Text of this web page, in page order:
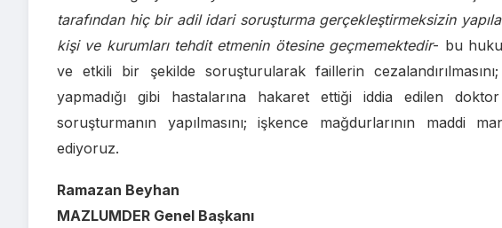
tarafından hiç bir adil idari soruşturma gerçekleştirmeksizin
kişi ve kurumları tehdit etmenin ötesine geçmemektedir- bu
ve etkili bir şekilde soruşturularak faillerin
yapmadığı gibi hastalarına hakaret ettiği iddia edilen
soruşturmanın yapılmasını; işkence mağdurlarının maddi
ediyoruz.
Ramazan Beyhan
MAZLUMDER Genel Başkanı